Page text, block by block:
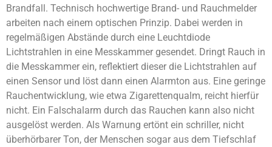
Brandfall. Technisch hochwertige Brand- und Rauchmelder
arbeiten nach einem optischen Prinzip. Dabei werden in
regelmäßigen Abstände durch eine Leuchtdiode
Lichtstrahlen in eine Messkammer gesendet. Dringt Rauch in
die Messkammer ein, reflektiert dieser die Lichtstrahlen auf
einen Sensor und löst dann einen Alarmton aus. Eine geringe
Rauchentwicklung, wie etwa Zigarettenqualm, reicht hierfür
nicht. Ein Falschalarm durch das Rauchen kann also nicht
ausgelöst werden. Als Warnung ertönt ein schriller, nicht
überhörbarer Ton, der Menschen sogar aus dem Tiefschlaf